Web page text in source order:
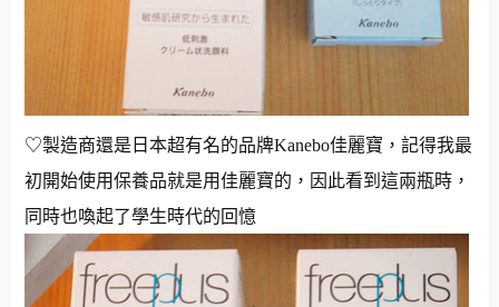
♡製造商還是日本超有名的品牌Kanebo佳麗寶，記得我最
初開始使用保養品就是用佳麗寶的，因此看到這兩瓶時，
同時也喚起了學生時代的回憶